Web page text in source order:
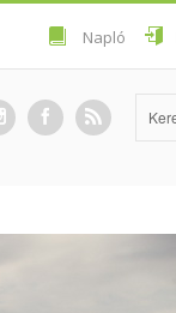
Napló